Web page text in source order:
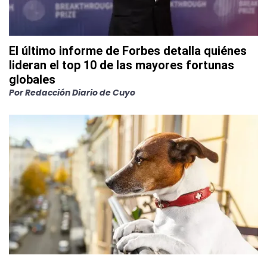
El último informe de Forbes detalla quiénes
lideran el top 10 de las mayores fortunas
globales
PorRedacción Diario de Cuyo